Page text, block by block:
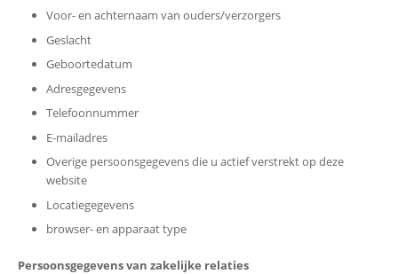
Voor- en achternaam van ouders/verzorgers
Geslacht
Geboortedatum
Adresgegevens
Telefoonnummer
E-mailadres
Overige persoonsgegevens die u actief verstrekt op deze
website
Locatiegegevens
browser- en apparaat type
Persoonsgegevens van zakelijke relaties